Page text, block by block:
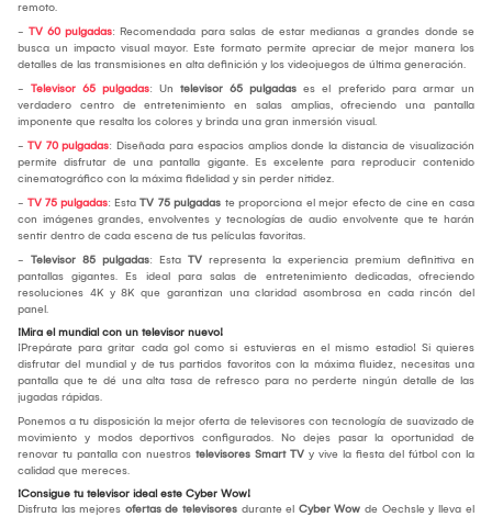
remoto.
- TV 60 pulgadas: Recomendada para salas de estar medianas a grandes donde se
busca un impacto visual mayor. Este formato permite apreciar de mejor manera los
detalles de las transmisiones en alta definición y los videojuegos de última generación.
- Televisor 65 pulgadas: Un televisor 65 pulgadas es el preferido para armar un
verdadero centro de entretenimiento en salas amplias, ofreciendo una pantalla
imponente que resalta los colores y brinda una gran inmersión visual.
- TV 70 pulgadas: Diseñada para espacios amplios donde la distancia de visualización
permite disfrutar de una pantalla gigante. Es excelente para reproducir contenido
cinematográfico con la máxima fidelidad y sin perder nitidez.
- TV 75 pulgadas: Esta TV 75 pulgadas te proporciona el mejor efecto de cine en casa
con imágenes grandes, envolventes y tecnologías de audio envolvente que te harán
sentir dentro de cada escena de tus películas favoritas.
- Televisor 85 pulgadas: Esta TV representa la experiencia premium definitiva en
pantallas gigantes. Es ideal para salas de entretenimiento dedicadas, ofreciendo
resoluciones 4K y 8K que garantizan una claridad asombrosa en cada rincón del
panel.
¡Mira el mundial con un televisor nuevo!
¡Prepárate para gritar cada gol como si estuvieras en el mismo estadio! Si quieres
disfrutar del mundial y de tus partidos favoritos con la máxima fluidez, necesitas una
pantalla que te dé una alta tasa de refresco para no perderte ningún detalle de las
jugadas rápidas.
Ponemos a tu disposición la mejor oferta de televisores con tecnología de suavizado de
movimiento y modos deportivos configurados. No dejes pasar la oportunidad de
renovar tu pantalla con nuestros televisores Smart TV y vive la fiesta del fútbol con la
calidad que mereces.
¡Consigue tu televisor ideal este Cyber Wow!
Disfruta las mejores ofertas de televisores durante el Cyber Wow de Oechsle y lleva el